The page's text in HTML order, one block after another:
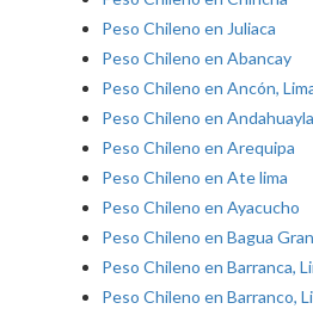
Peso Chileno en Juliaca
Peso Chileno en Abancay
Peso Chileno en Ancón,
Peso Chileno en
Peso Chileno en Arequipa
Peso Chileno en Ate lima
Peso Chileno en Ayacucho
Peso Chileno en Bagua
Peso Chileno en Barranca,
Peso Chileno en Barranco,